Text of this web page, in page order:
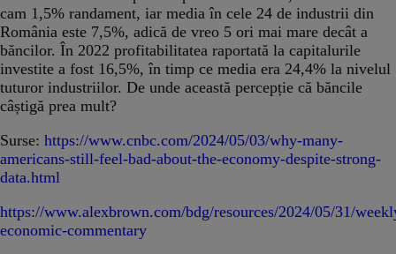
cam 1,5% randament, iar media în cele 24 de industrii din
România este 7,5%, adică de vreo 5 ori mai mare decât a
băncilor. În 2022 profitabilitatea raportată la capitalurile
investite a fost 16,5%, în timp ce media era 24,4% la nivelul
tuturor industriilor. De unde această percepție că băncile
câștigă prea mult?
Surse: https://www.cnbc.com/2024/05/03/why-many-
americans-still-feel-bad-about-the-economy-despite-strong-
data.html
https://www.alexbrown.com/bdg/resources/2024/05/31/
economic-commentary